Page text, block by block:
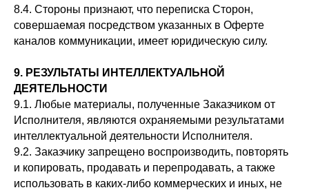
8.4. Стороны признают, что переписка Сторон,
совершаемая посредством указанных в Оферте
каналов коммуникации, имеет юридическую силу.
9. РЕЗУЛЬТАТЫ ИНТЕЛЛЕКТУАЛЬНОЙ
ДЕЯТЕЛЬНОСТИ
9.1. Любые материалы, полученные Заказчиком от
Исполнителя, являются охраняемыми результатами
интеллектуальной деятельности Исполнителя.
9.2. Заказчику запрещено воспроизводить, повторять
и копировать, продавать и перепродавать, а также
использовать в каких-либо коммерческих и иных, не